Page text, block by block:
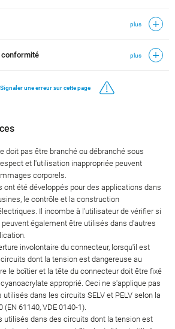
plus
conformité plus
Signaler une erreur sur cette page
doit pas être branché ou débranché sous
et l'utilisation inappropriée peuvent
corporels.
ont été développés pour des applications dans
le contrôle et la construction
Il incombe à l'utilisateur de vérifier si
également être utilisés dans d'autres
involontaire du connecteur, lorsqu'il est
dont la tension est dangereuse au
le boîtier et la tête du connecteur doit être fixé
approprié. Ceci ne s'applique pas
utilisés dans les circuits SELV et PELV selon la
(EN 61140, VDE 0140-1).
utilisés dans des circuits dont la tension est